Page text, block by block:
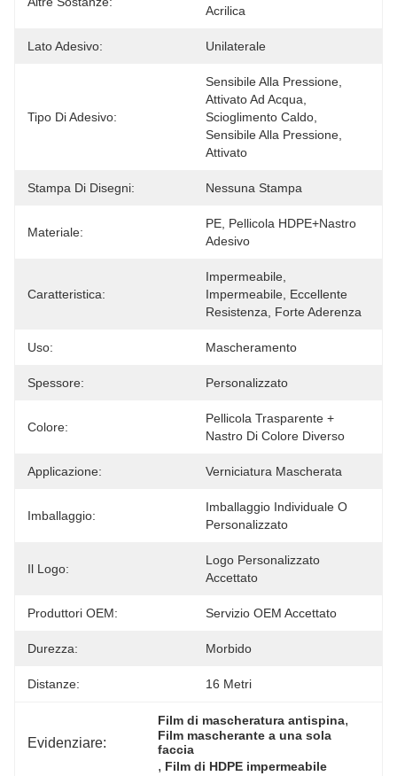
Acrilica
Lato Adesivo: Unilaterale
Tipo Di Adesivo:
Sensibile Alla Pressione,
Attivato Ad Acqua,
Scioglimento Caldo,
Sensibile Alla Pressione,
Attivato
Stampa Di Disegni: Nessuna Stampa
Materiale:
PE, Pellicola HDPE+nastro
Adesivo
Caratteristica:
Impermeabile,
Impermeabile, Eccellente
Resistenza, Forte Aderenza
Uso: Mascheramento
Spessore: Personalizzato
Colore:
Pellicola Trasparente +
Nastro Di Colore Diverso
Applicazione: Verniciatura Mascherata
Imballaggio:
Imballaggio Individuale O
Personalizzato
Il Logo:
Logo Personalizzato
Accettato
Produttori OEM: Servizio OEM Accettato
Durezza: Morbido
Distanze: 16 Metri
Evidenziare:
Film di mascheratura antispina,
Film mascherante a una sola
faccia
, Film di HDPE impermeabile